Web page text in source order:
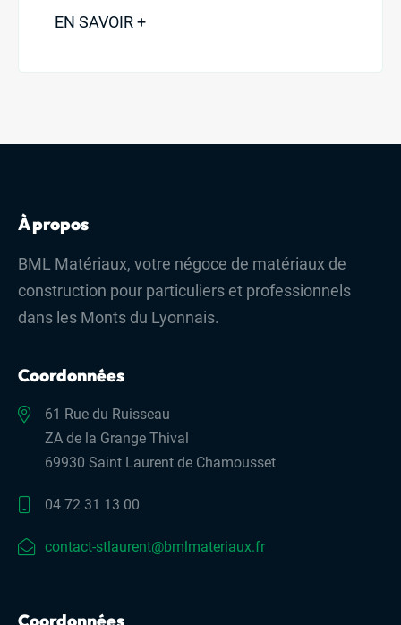
EN SAVOIR +
À propos
BML Matériaux, votre négoce de matériaux de
construction pour particuliers et professionnels
dans les Monts du Lyonnais.
Coordonnées
61 Rue du Ruisseau
ZA de la Grange Thival
69930 Saint Laurent de Chamousset
04 72 31 13 00
contact-stlaurent@bmlmateriaux.fr